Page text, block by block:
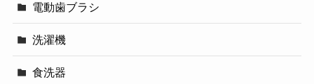
電動歯ブラシ
洗濯機
食洗器